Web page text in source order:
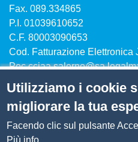
Fax. 089.334865
P.I. 01039610652
C.F. 80003090653
Cod. Fatturazione Elettronica
Pec
Menù privacy
Note legali Privacy Cookie
Utilizziamo i cookie
migliorare la tua
Facendo clic sul pulsante
Più info.